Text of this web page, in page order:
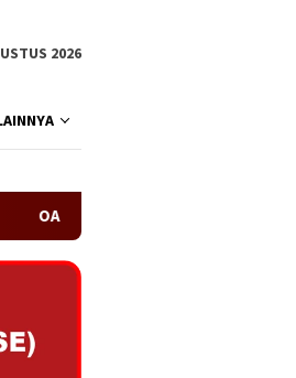
2026
dengan Pemerintah